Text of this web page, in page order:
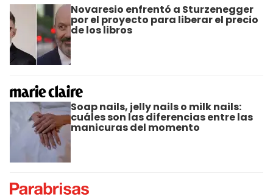
Novaresio enfrentó a Sturzenegger
por el proyecto para liberar el precio
de los libros
Soap nails, jelly nails o milk nails:
cuáles son las diferencias entre las
manicuras del momento